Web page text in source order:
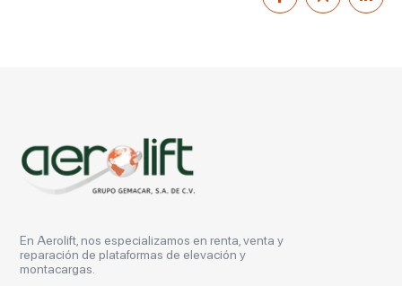
En Aerolift, nos especializamos en renta, venta y
reparación de plataformas de elevación y
montacargas.